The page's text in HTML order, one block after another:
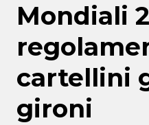
Mondiali
cartellini
gironi